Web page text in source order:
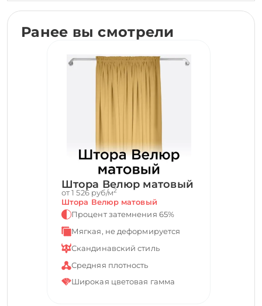
Ранее вы смотрели
Штора Велюр матовый
от 1 526 руб/м2
Штора Велюр матовый
Процент затемнения 65%
Мягкая, не деформируется
Скандинавский стиль
Средняя плотность
Широкая цветовая гамма